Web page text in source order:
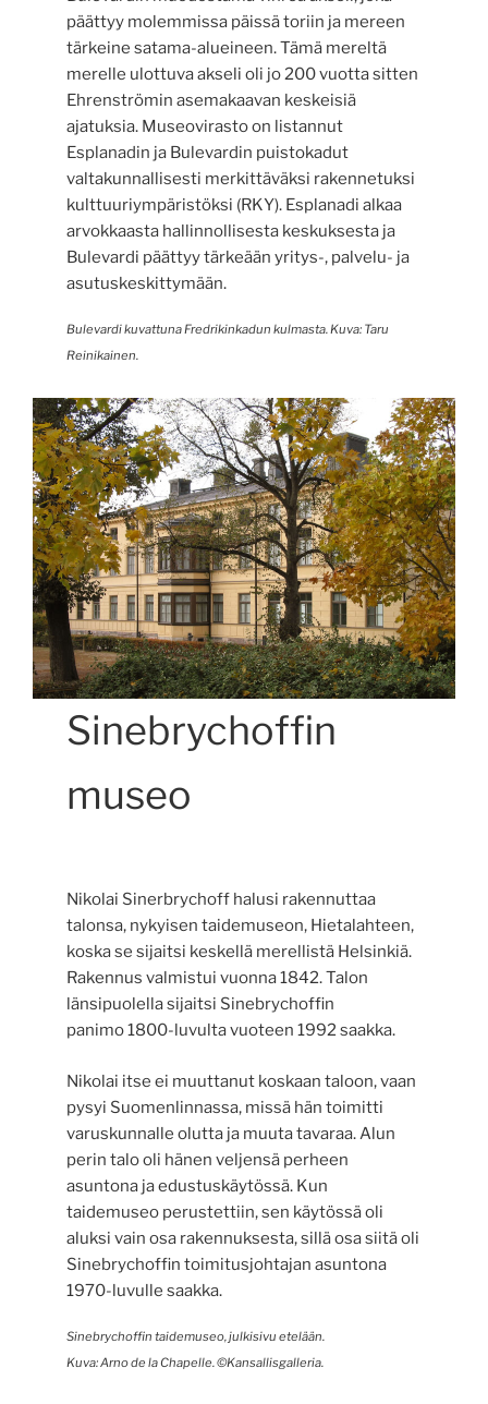
päättyy molemmissa päissä toriin ja mereen
tärkeine satama-alueineen. Tämä mereltä
merelle ulottuva akseli oli jo 200 vuotta sitten
Ehrenströmin asemakaavan keskeisiä
ajatuksia. Museovirasto on listannut
Esplanadin ja Bulevardin puistokadut
valtakunnallisesti merkittäväksi rakennetuksi
kulttuuriympäristöksi (RKY). Esplanadi alkaa
arvokkaasta hallinnollisesta keskuksesta ja
Bulevardi päättyy tärkeään yritys-, palvelu- ja
asutuskeskittymään.
Bulevardi kuvattuna Fredrikinkadun kulmasta. Kuva: Taru
Reinikainen.
Sinebrychoffin
museo
Nikolai Sinerbrychoff halusi rakennuttaa
talonsa, nykyisen taidemuseon, Hietalahteen,
koska se sijaitsi keskellä merellistä Helsinkiä.
Rakennus valmistui vuonna 1842. Talon
länsipuolella sijaitsi Sinebrychoffin
panimo 1800-luvulta vuoteen 1992 saakka.
Nikolai itse ei muuttanut koskaan taloon, vaan
pysyi Suomenlinnassa, missä hän toimitti
varuskunnalle olutta ja muuta tavaraa. Alun
perin talo oli hänen veljensä perheen
asuntona ja edustuskäytössä. Kun
taidemuseo perustettiin, sen käytössä oli
aluksi vain osa rakennuksesta, sillä osa siitä oli
Sinebrychoffin toimitusjohtajan asuntona
1970-luvulle saakka.
Sinebrychoffin taidemuseo, julkisivu etelään.
Kuva: Arno de la Chapelle. ©Kansallisgalleria.